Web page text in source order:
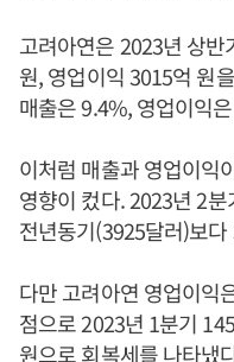
고려아연은 2023년 상
원, 영업이익 3015억 원
매출은 9.4%, 영업이익
이처럼 매출과 영업이익
영향이 컸다. 2023년 2
전년동기(3925달러)보
다만 고려아연 영업이익
점으로 2023년 1분기
원으로 회복세를 나타냈